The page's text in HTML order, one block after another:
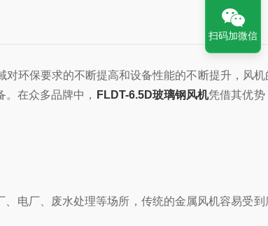
环保要求的不断提高和设备性能的不断提升，风机
在众多品牌中，
FLDT-6.5D玻璃钢风机凭借其优势
电厂、废水处理等场所，传统的金属风机容易受到
扫码加微信